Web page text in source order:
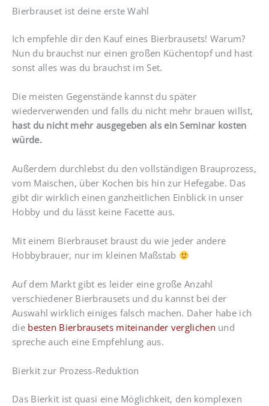
Bierbrauset ist deine erste Wahl
Ich empfehle dir den Kauf eines Bierbrausets! Warum?
Nun du brauchst nur einen großen Küchentopf und hast
sonst alles was du brauchst im Set.
Die meisten Gegenstände kannst du später
wiederverwenden und falls du nicht mehr brauen willst,
hast du nicht mehr ausgegeben als ein Seminar kosten
würde.
Außerdem durchlebst du den vollständigen Brauprozess,
vom Maischen, über Kochen bis hin zur Hefegabe. Das
gibt dir wirklich einen ganzheitlichen Einblick in unser
Hobby und du lässt keine Facette aus.
Mit einem Bierbrauset braust du wie jeder andere
Hobbybrauer, nur im kleinen Maßstab
Auf dem Markt gibt es leider eine große Anzahl
verschiedener Bierbrausets und du kannst bei der
Auswahl wirklich einiges falsch machen. Daher habe ich
die besten Bierbrausets miteinander verglichen und
spreche auch eine Empfehlung aus.
Bierkit zur Prozess-Reduktion
Das Bierkit ist quasi eine Möglichkeit, den komplexen